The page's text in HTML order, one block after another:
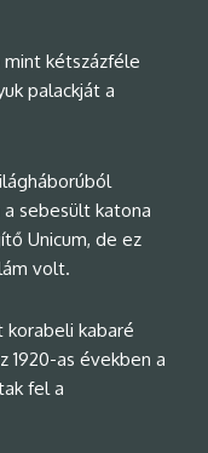
mint kétszázféle
palackját a
sebesült katona
Unicum, de ez
volt.
kabaré
1920-as években a
fel a